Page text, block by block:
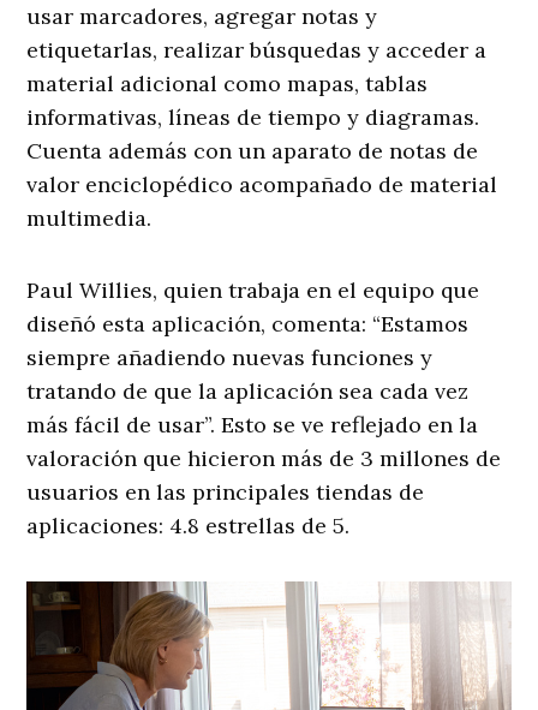
usar marcadores, agregar notas y
etiquetarlas, realizar búsquedas y acceder a
material adicional como mapas, tablas
informativas, líneas de tiempo y diagramas.
Cuenta además con un aparato de notas de
valor enciclopédico acompañado de material
multimedia.
Paul Willies, quien trabaja en el equipo que
diseñó esta aplicación, comenta: “Estamos
siempre añadiendo nuevas funciones y
tratando de que la aplicación sea cada vez
más fácil de usar”. Esto se ve reflejado en la
valoración que hicieron más de 3 millones de
usuarios en las principales tiendas de
aplicaciones: 4.8 estrellas de 5.